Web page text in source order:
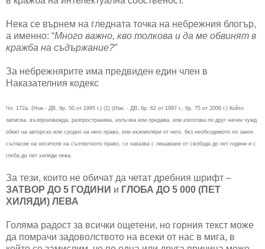
Нека се върнем на гледната точка на небрежния блогър,
а именно: “Много важно, кво толкова и да ме обвинят в
кражба на съдържание?”
За небрежнярите има предвиден един член в
Наказателния кодекс
Чл. 172а. (Нов - ДВ, бр. 50 от 1995 г.) (1) (Изм. - ДВ, бр. 62 от 1997 г., бр. 75 от 2006 г.) Който
записва, възпроизвежда, разпространява, излъчва или предава, или използва по друг начин чужд
обект на авторско или сродно на него право, или екземпляри от него, без необходимото по закон
съгласие на носителя на съответното право, се наказва с лишаване от свобода до пет години и с
глоба до пет хиляди лева.
За тези, които не обичат да четат дребния шрифт –
ЗАТВОР ДО 5 ГОДИНИ и ГЛОБА ДО 5 000 (ПЕТ
ХИЛЯДИ) ЛЕВА
Голяма радост за всички ощетени, но горния текст може
да помрачи задоволството на всеки от нас в мига, в